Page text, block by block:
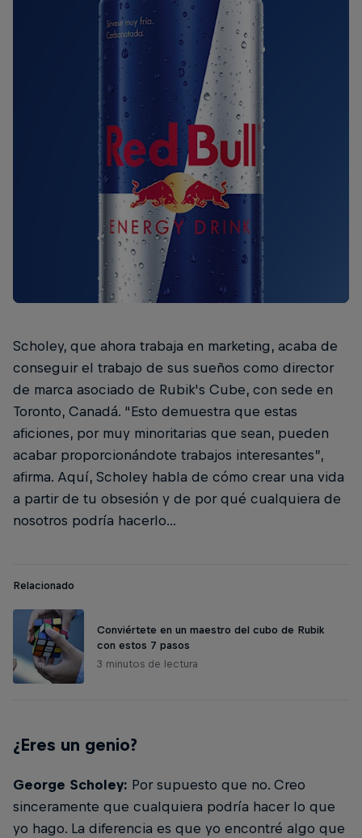
Scholey, que ahora trabaja en marketing, acaba de
conseguir el trabajo de sus sueños como director
de marca asociado de Rubik's Cube, con sede en
Toronto, Canadá. “Esto demuestra que estas
aficiones, por muy minoritarias que sean, pueden
acabar proporcionándote trabajos interesantes”,
afirma. Aquí, Scholey habla de cómo crear una vida
a partir de tu obsesión y de por qué cualquiera de
nosotros podría hacerlo...
Relacionado
Conviértete en un maestro del cubo de Rubik
con estos 7 pasos
3 minutos de lectura
¿Eres un genio?
George Scholey: Por supuesto que no. Creo
sinceramente que cualquiera podría hacer lo que
yo hago. La diferencia es que yo encontré algo que